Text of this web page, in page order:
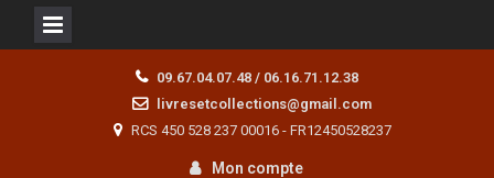
09.67.04.07.48 / 06.16.71.12.38
livresetcollections@gmail.com
RCS 450 528 237 00016 - FR12450528237
Mon compte